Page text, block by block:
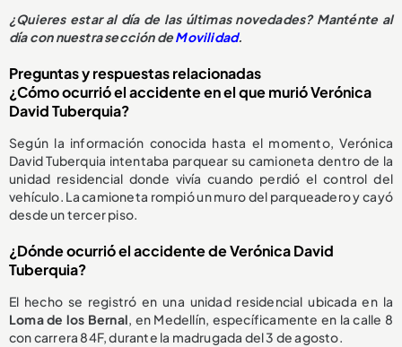
¿Quieres estar al día de las últimas novedades? Manténte al
día con nuestra sección deMovilidad.
Preguntas y respuestas relacionadas
¿Cómo ocurrió el accidente en el que murió Verónica
David Tuberquia?
Según la información conocida hasta el momento, Verónica
David Tuberquia intentaba parquear su camioneta dentro de la
unidad residencial donde vivía cuando perdió el control del
vehículo. La camioneta rompió un muro del parqueadero y cayó
desde un tercer piso.
¿Dónde ocurrió el accidente de Verónica David
Tuberquia?
El hecho se registró en una unidad residencial ubicada en la
Loma de los Bernal, en Medellín, específicamente en la calle 8
con carrera 84F, durante la madrugada del 3 de agosto.